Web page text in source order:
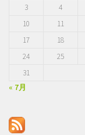
3
4
10
11
17
18
24
25
31
« 7月